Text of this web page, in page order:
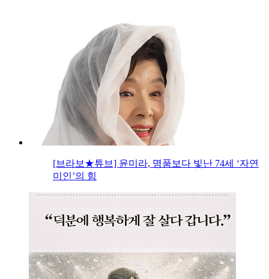
[브라보★튜브] 윤미라, 명품보다 빛난 74세 ‘자연
미인’의 힘